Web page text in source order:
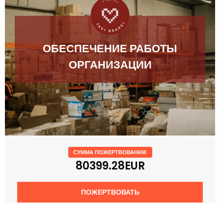
ОБЕСПЕЧЕНИЕ РАБОТЫ
ОРГАНИЗАЦИИ
СУММА ПОЖЕРТВОВАНИЯ:
80399.28EUR
ПОЖЕРТВОВАТЬ